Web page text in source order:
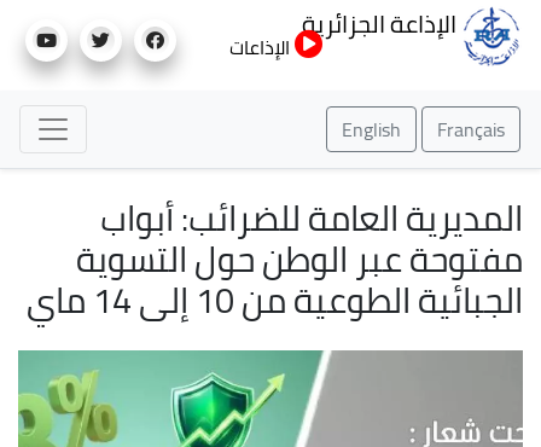
إلى
الإذاعة الجزائرية
الإذاعات
Français
English
المديرية العامة للضرائب: أبواب
مفتوحة عبر الوطن حول التسوية
الجبائية الطوعية من 10 إلى 14 ماي